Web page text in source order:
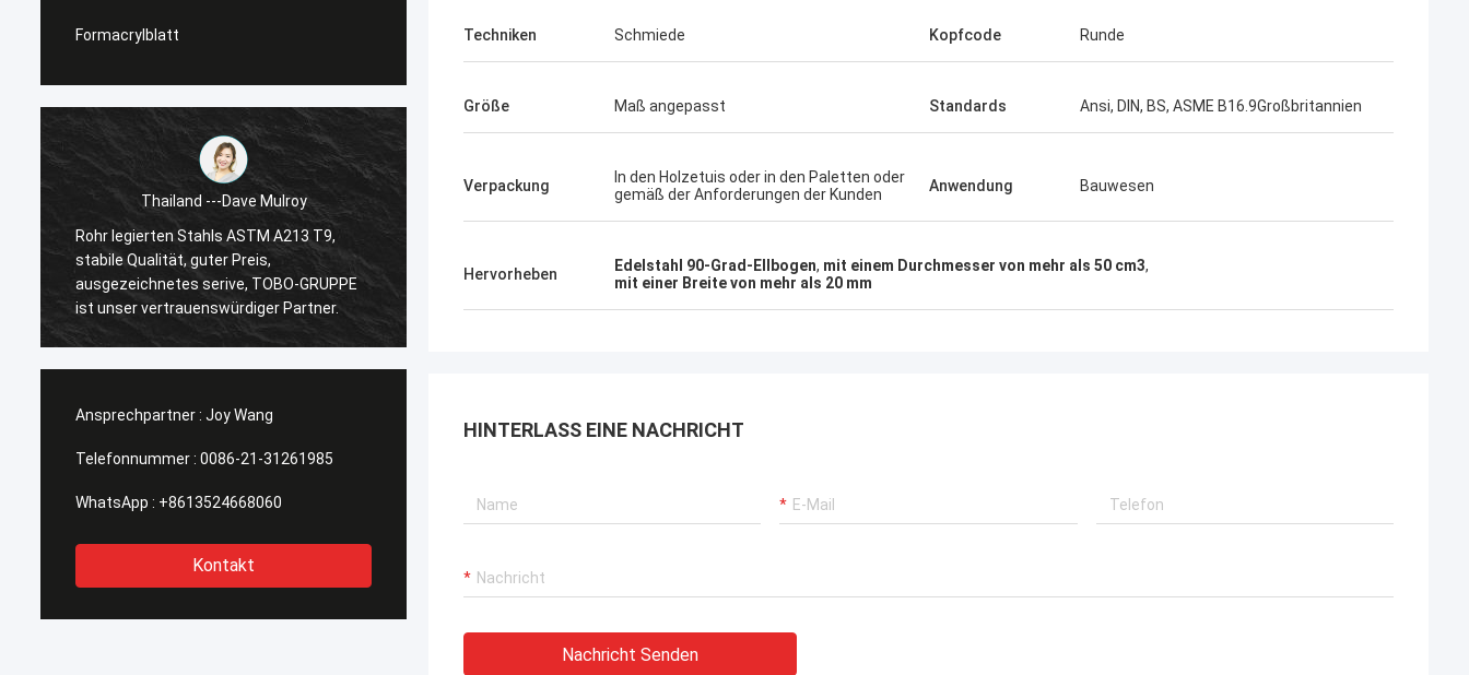
Formacrylblatt
Thailand ---Dave Mulroy
Rohr legierten Stahls ASTM A213 T9,
stabile Qualität, guter Preis,
ausgezeichnetes serive, TOBO-GRUPPE
ist unser vertrauenswürdiger Partner.
Qualität, mögen wir das! Und Lieferfrist in
Brasilien---Aimee
gewann TOBO die ausgezeichnete
Bewertung, es ist gut, fortfährt
zusammenzuarbeiten.
Ansprechpartner : Joy Wang
Telefonnummer : 0086-21-31261985
WhatsApp : +8613524668060
Kontakt
Techniken Schmiede Kopfcode Runde
Größe Maß angepasst Standards Ansi, DIN, BS, ASME B16.9Großbritannien
Verpackung
In den Holzetuis oder in den Paletten oder
gemäß der Anforderungen der Kunden
Anwendung Bauwesen
Hervorheben Edelstahl 90-Grad-Ellbogen, mit einem Durchmesser von mehr als 50 cm3,
mit einer Breite von mehr als 20 mm
HINTERLASS EINE NACHRICHT
Nachricht Senden